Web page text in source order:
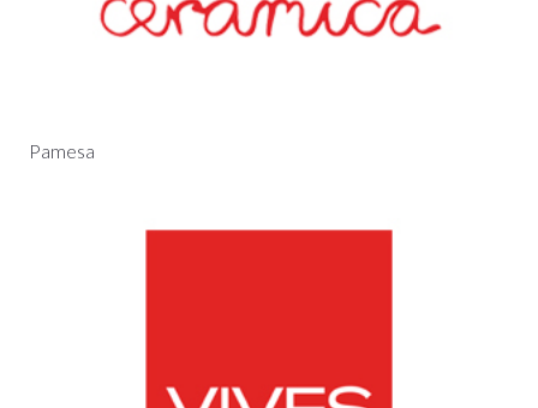
Pamesa